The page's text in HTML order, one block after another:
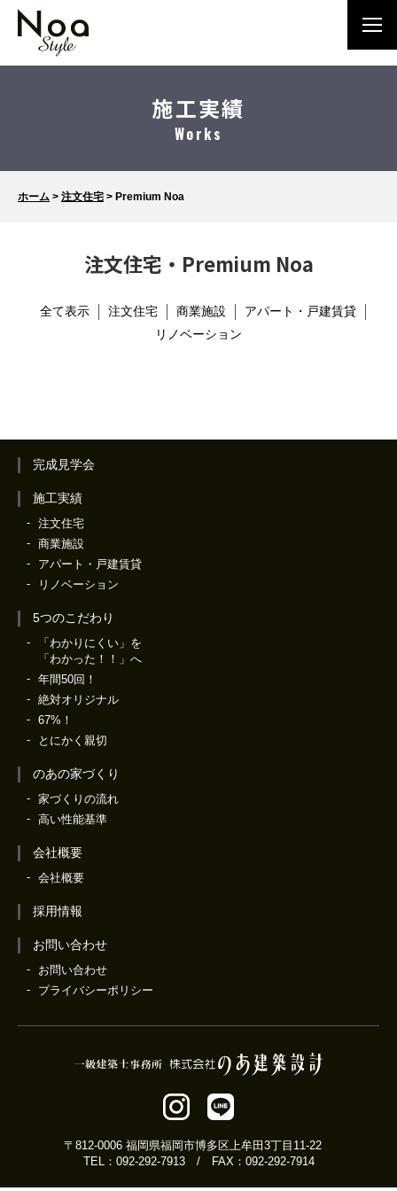
施工実績
Works
ホーム > 注文住宅 > Premium Noa
注文住宅・Premium Noa
全て表示 注文住宅 商業施設
アパート・戸建賃貸
リノベーション
完成見学会
施工実績
注文住宅
商業施設
アパート・戸建賃貸
リノベーション
5つのこだわり
「わかりにくい」を
「わかった！！」へ
年間50回！
絶対オリジナル
67%！
とにかく親切
のあの家づくり
家づくりの流れ
高い性能基準
会社概要
会社概要
採用情報
お問い合わせ
お問い合わせ
プライバシーポリシー
〒812-0006 福岡県福岡市博多区上牟田3丁目11-22
TEL：092-292-7913/ FAX：092-292-7914